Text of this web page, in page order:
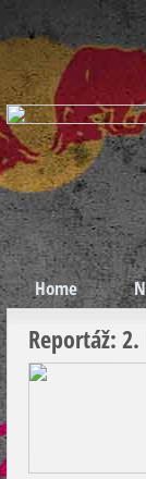
Home
Reportáž: